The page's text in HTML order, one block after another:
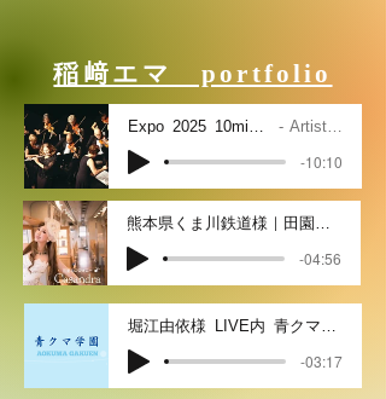
​稲﨑エマ portfolio
Expo_2025_10mins_w_vo (1) Artist Name
-10:10
熊本県くま川鉄道様｜田園シンフォニー公式ソング
-04:56
堀江由依様_LIVE内_青クマ学園校歌
-03:17